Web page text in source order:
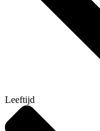
Leeftijd